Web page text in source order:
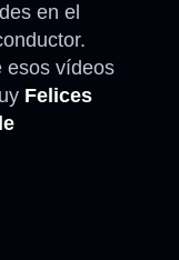
en el
esos vídeos
Felices